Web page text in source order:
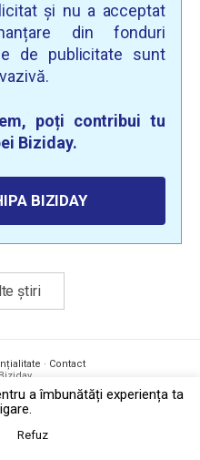
și nu a acceptat
din fonduri
de publicitate sunt
poți contribui tu
Biziday.
BIZIDAY
știri
· Contact
a îmbunătăți experiența ta
Refuz